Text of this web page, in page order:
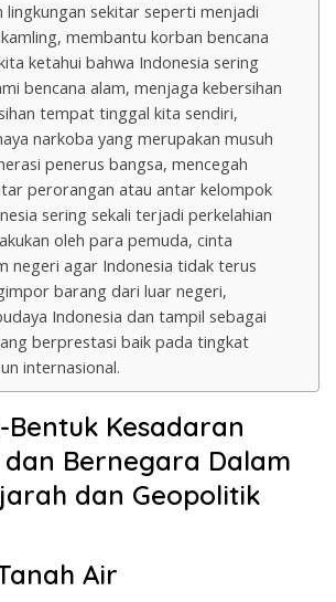
lingkungan sekitar seperti menjadi
membantu korban bencana
ketahui bahwa Indonesia sering
bencana alam, menjaga kebersihan
tempat tinggal kita sendiri,
narkoba yang merupakan musuh
penerus bangsa, mencegah
perorangan atau antar kelompok
sering sekali terjadi perkelahian
oleh para pemuda, cinta
negeri agar Indonesia tidak terus
barang dari luar negeri,
Indonesia dan tampil sebagai
berprestasi baik pada tingkat
internasional.
Bentuk Kesadaran
Bernegara Dalam
dan Geopolitik
Air